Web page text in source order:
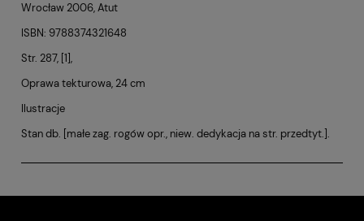
Wrocław 2006, Atut
ISBN: 9788374321648
Str. 287, [1],
Oprawa tekturowa, 24 cm
Ilustracje
Stan db. [małe zag. rogów opr., niew. dedykacja na str. przedtyt.].